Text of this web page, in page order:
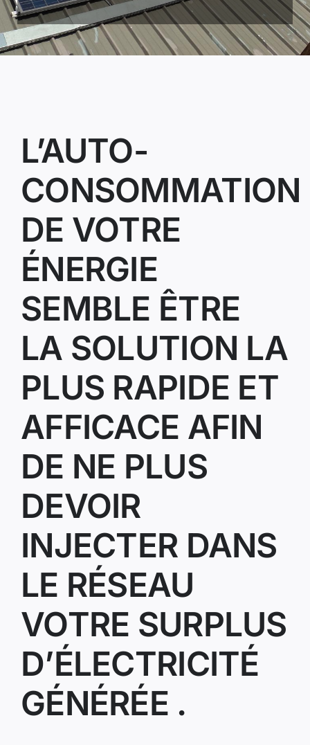
L’AUTO-
CONSOMMATION
DE VOTRE
ÉNERGIE
SEMBLE ÊTRE
LA SOLUTION LA
PLUS RAPIDE ET
AFFICACE AFIN
DE NE PLUS
DEVOIR
INJECTER DANS
LE RÉSEAU
VOTRE SURPLUS
D’ÉLECTRICITÉ
GÉNÉRÉE .